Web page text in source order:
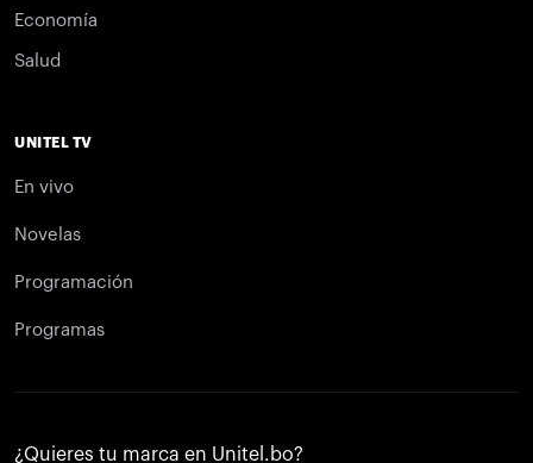
Economía
Salud
UNITEL TV
En vivo
Novelas
Programación
Programas
¿Quieres tu marca en Unitel.bo?